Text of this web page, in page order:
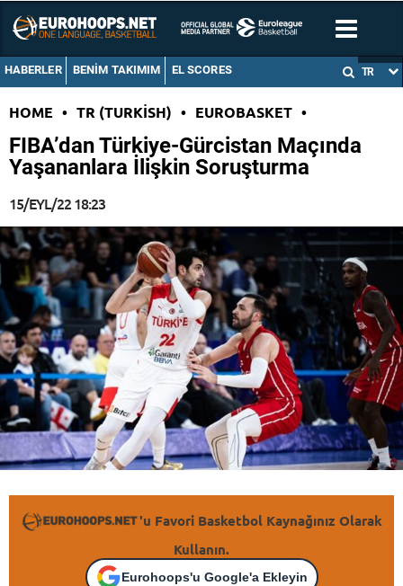
HABERLER BENIM TAKIMIM EL SCORES TR
HOME • TR (TURKISH) • EUROBASKET •
FIBA’dan Türkiye-Gürcistan Maçında
Yaşananlara İlişkin Soruşturma
15/EYL/22 18:23
'u Favori Basketbol Kaynağınız Olarak
Kullanın.
Eurohoops'u Google'a Ekleyin